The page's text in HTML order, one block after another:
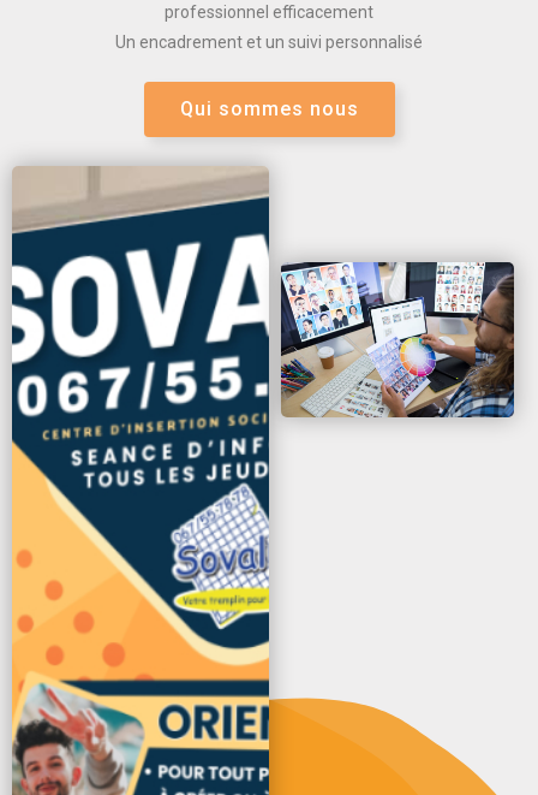
professionnel efficacement
Un encadrement et un suivi personnalisé
Qui sommes nous